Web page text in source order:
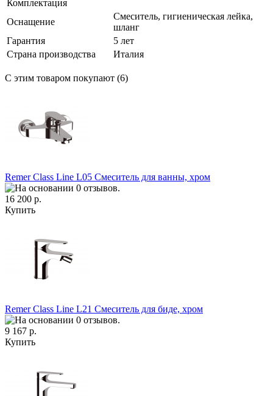
Комплектация
Оснащение
Смеситель, гигиеническая лейка,
шланг
Гарантия
5 лет
Страна производства
Италия
С этим товаром покупают (6)
Remer Class Line L05 Смеситель для ванны, хром
16 200 р.
Купить
Remer Class Line L21 Смеситель для биде, хром
9 167 р.
Купить